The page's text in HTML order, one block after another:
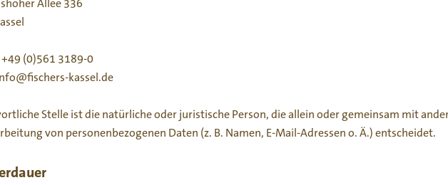
(0)561 3189-0
kassel.de
Stelle ist die natürliche oder juristische Person, die allein oder gemeinsam mit
von personenbezogenen Daten (z. B. Namen, E-Mail-Adressen o. Ä.) entscheidet.